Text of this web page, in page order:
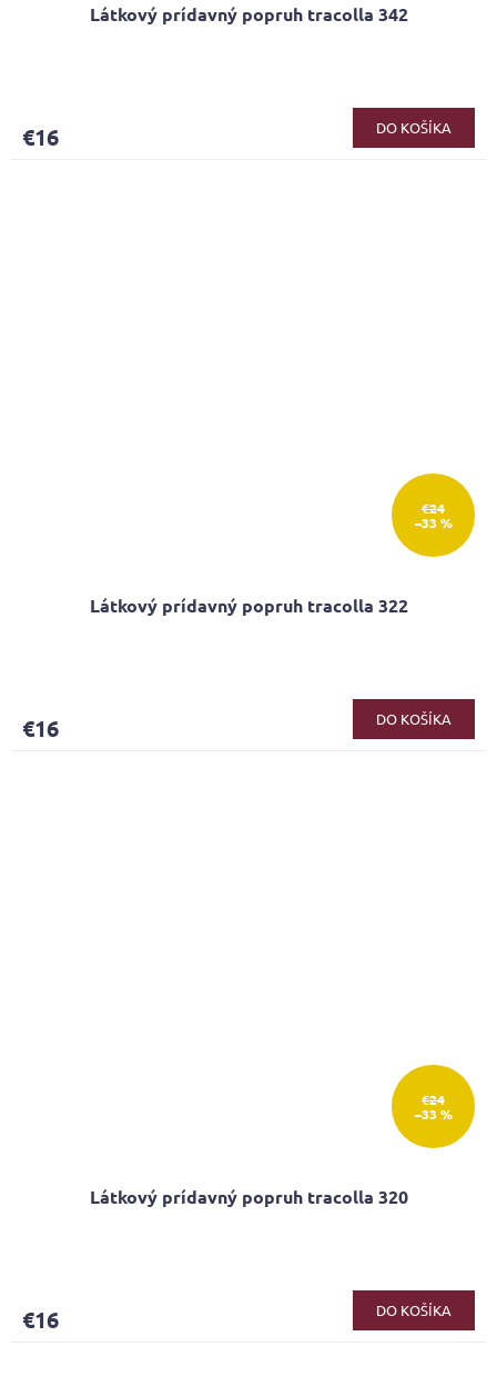
Látkový prídavný popruh tracolla 342
€16 DO KOŠÍKA
€24
–33 %
Látkový prídavný popruh tracolla 322
€16 DO KOŠÍKA
€24
–33 %
Látkový prídavný popruh tracolla 320
je
€16 DO KOŠÍKA